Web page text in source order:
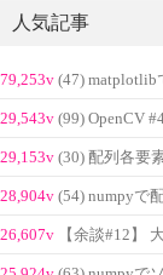
人気記事
79,253v (47) matplotlib
29,543v (99) OpenCV
29,153v (30) 配列各要
28,904v (54) numpyで
26,607v 【余談#12】